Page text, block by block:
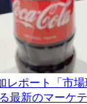
レポート「市
最新のマーケテ